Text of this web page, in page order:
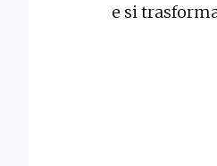
e si